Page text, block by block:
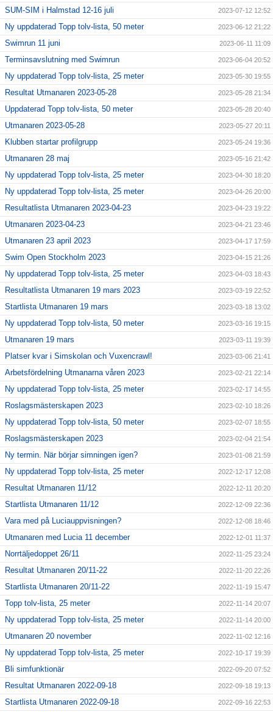
SUM-SIM i Halmstad 12-16 juli 2023-07-12 12:52
Ny uppdaterad Topp tolv-lista, 50 meter 2023-06-12 21:22
Swimrun 11 juni 2023-06-11 11:09
Terminsavslutning med Swimrun 2023-06-04 20:52
Ny uppdaterad Topp tolv-lista, 25 meter 2023-05-30 19:55
Resultat Utmanaren 2023-05-28 2023-05-28 21:34
Uppdaterad Topp tolv-lista, 50 meter 2023-05-28 20:40
Utmanaren 2023-05-28 2023-05-27 20:11
Klubben startar profilgrupp 2023-05-24 19:36
Utmanaren 28 maj 2023-05-16 21:42
Ny uppdaterad Topp tolv-lista, 25 meter 2023-04-30 18:20
Ny uppdaterad Topp tolv-lista, 25 meter 2023-04-26 20:00
Resultatlista Utmanaren 2023-04-23 2023-04-23 19:22
Utmanaren 2023-04-23 2023-04-21 23:46
Utmanaren 23 april 2023 2023-04-17 17:59
Swim Open Stockholm 2023 2023-04-15 21:26
Ny uppdaterad Topp tolv-lista, 25 meter 2023-04-03 18:43
Resultatlista Utmanaren 19 mars 2023 2023-03-19 22:52
Startlista Utmanaren 19 mars 2023-03-18 13:02
Ny uppdaterad Topp tolv-lista, 50 meter 2023-03-16 19:15
Utmanaren 19 mars 2023-03-11 19:39
Platser kvar i Simskolan och Vuxencrawl! 2023-03-06 21:41
Arbetsfördelning Utmanarna våren 2023 2023-02-21 22:14
Ny uppdaterad Topp tolv-lista, 25 meter 2023-02-17 14:55
Roslagsmästerskapen 2023 2023-02-10 18:26
Ny uppdaterad Topp tolv-lista, 50 meter 2023-02-07 18:55
Roslagsmästerskapen 2023 2023-02-04 21:54
Ny termin. När börjar simningen igen? 2023-01-08 21:59
Ny uppdaterad Topp tolv-lista, 25 meter 2022-12-17 12:08
Resultat Utmanaren 11/12 2022-12-11 20:20
Startlista Utmanaren 11/12 2022-12-09 22:36
Vara med på Luciauppvisningen? 2022-12-08 18:46
Utmanaren med Lucia 11 december 2022-12-01 11:37
Norrtäljedoppet 26/11 2022-11-25 23:24
Resultat Utmanaren 20/11-22 2022-11-20 22:26
Startlista Utmanaren 20/11-22 2022-11-19 15:47
Topp tolv-lista, 25 meter 2022-11-14 20:07
Ny uppdaterad Topp tolv-lista, 25 meter 2022-11-14 20:00
Utmanaren 20 november 2022-11-02 12:16
Ny uppdaterad Topp tolv-lista, 25 meter 2022-10-17 19:39
Bli simfunktionär 2022-09-20 07:52
Resultat Utmanaren 2022-09-18 2022-09-18 19:13
Startlista Utmanaren 2022-09-18 2022-09-16 22:53